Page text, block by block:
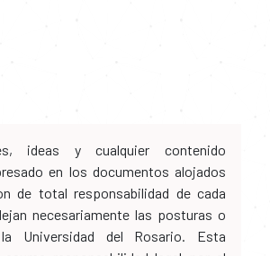
de total responsabilidad de cada
necesariamente las posturas o
Universidad del Rosario. Esta
responsabilidad legal por el
los documentos académicos y